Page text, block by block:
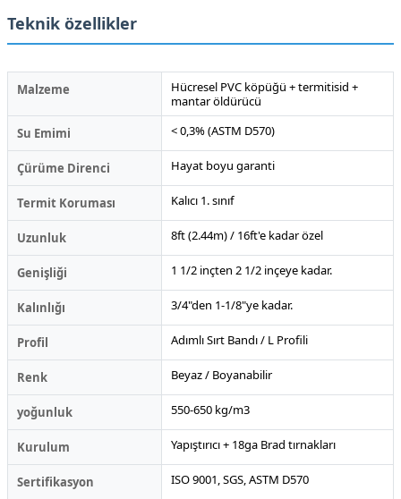
Teknik özellikler
Malzeme
Hücresel PVC köpüğü + termitisid +
mantar öldürücü
Su Emimi
< 0,3% (ASTM D570)
Çürüme Direnci Hayat boyu garanti
Termit Koruması Kalıcı 1. sınıf
Uzunluk 8ft (2.44m) / 16ft'e kadar özel
Genişliği 1 1/2 inçten 2 1/2 inçeye kadar.
Kalınlığı 3/4"den 1-1/8"ye kadar.
Profil Adımlı Sırt Bandı / L Profili
Renk Beyaz / Boyanabilir
yoğunluk 550-650 kg/m3
Kurulum Yapıştırıcı + 18ga Brad tırnakları
Sertifikasyon ISO 9001, SGS, ASTM D570